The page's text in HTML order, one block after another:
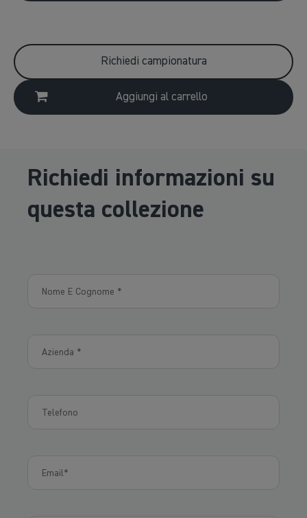
Richiedi campionatura
Aggiungi al carrello
Richiedi informazioni su
questa collezione